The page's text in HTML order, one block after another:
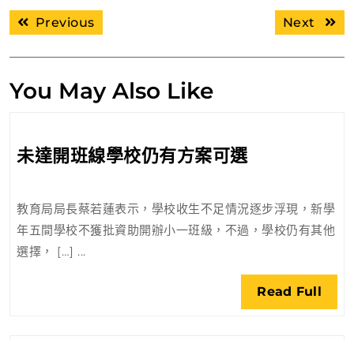
文
章
導
覽
PreviousPrevious
Next
Next
You May Also Like
未達開班線學校仍有方案可選未
班
線
校
仍
教育局局長蔡若蓮表示，學校收生不足情況逐步浮現，新學
年五間學校不獲批資助開辦小一班級，不過，學校仍有其他
選擇， […] ...
Read Full
Full